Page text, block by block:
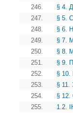
246.
§ 4.
247.
§ 5.
248.
§ 6.
249.
§ 7.
250.
§ 8.
251.
§ 9.
252.
§ 10.
253.
§ 11.
254.
§ 12.
255.
1.2.